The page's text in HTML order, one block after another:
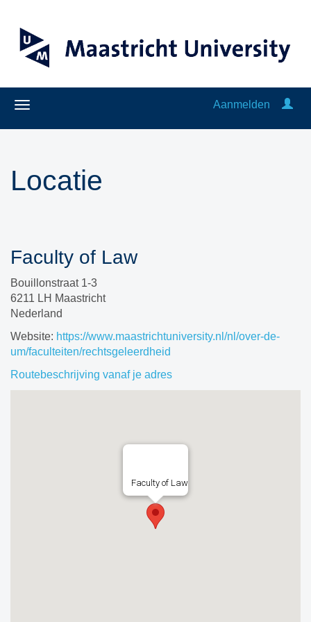
Aanmelden
Locatie
Faculty of Law
Bouillonstraat 1-3
6211 LH Maastricht
Nederland
Website: https://www.maastrichtuniversity.nl/nl/over-de-
um/faculteiten/rechtsgeleerdheid
Routebeschrijving vanaf je adres
Faculty of Law